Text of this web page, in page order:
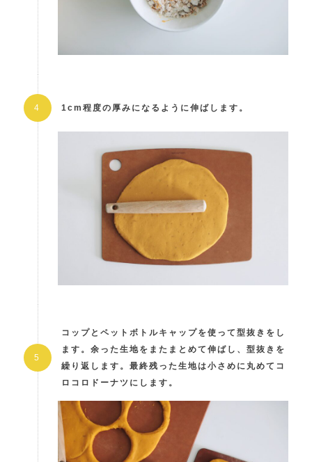
1cm程度の厚みになるように伸ばします。
コップとペットボトルキャップを使って型抜きをし
ます。余った生地をまたまとめて伸ばし、型抜きを
繰り返します。最終残った生地は小さめに丸めてコ
ロコロドーナツにします。